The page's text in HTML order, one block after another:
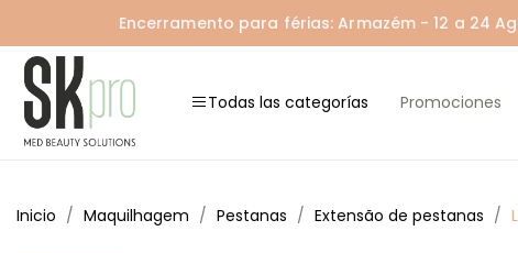
Encerramento para férias: Armazém - 12 a 24
Todas las categorías Promociones
Inicio Maquilhagem Pestanas Extensão de pestanas